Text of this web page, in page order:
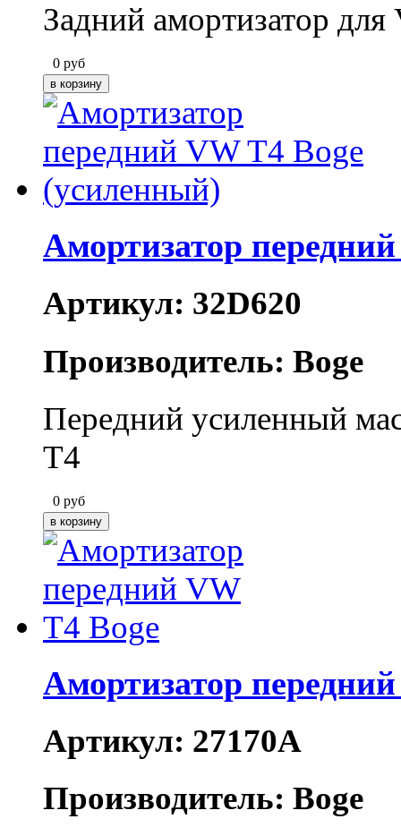
Задний амортизатор
0 руб
Амортизатор
Артикул: 32D620
Производитель: Boge
Передний усиленный
T4
0 руб
Амортизатор
Артикул: 27170A
Производитель: Boge